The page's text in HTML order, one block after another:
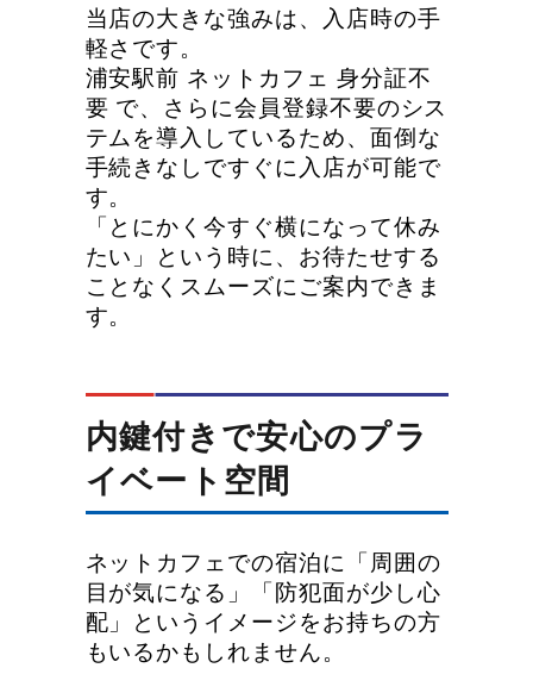
当店の大きな強みは、入店時の手
軽さです。
浦安駅前 ネットカフェ 身分証不
要 で、さらに会員登録不要のシス
テムを導入しているため、面倒な
手続きなしですぐに入店が可能で
す。
「とにかく今すぐ横になって休み
たい」という時に、お待たせする
ことなくスムーズにご案内できま
す。
内鍵付きで安心のプラ
イベート空間
ネットカフェでの宿泊に「周囲の
目が気になる」「防犯面が少し心
配」というイメージをお持ちの方
もいるかもしれません。